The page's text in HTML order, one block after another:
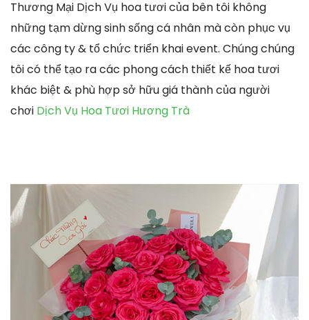
Thương Mại Dịch Vụ hoa tươi của bên tôi không
những tạm dừng sinh sống cá nhân mà còn phục vụ
các công ty & tổ chức triển khai event. Chúng chúng
tôi có thể tạo ra các phong cách thiết kế hoa tươi
khác biệt & phù hợp sở hữu giá thành của người
chơi Dịch Vụ Hoa Tươi Hương Trà